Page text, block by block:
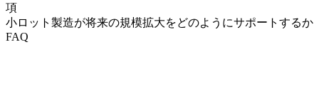
項
小ロット製造が将来の規模拡大をどのようにサポートするか
FAQ